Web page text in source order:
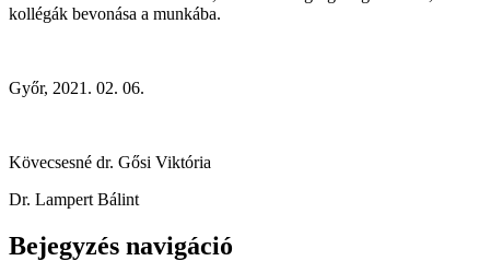
kollégák bevonása a munkába.
Győr, 2021. 02. 06.
Kövecsesné dr. Gősi Viktória
Dr. Lampert Bálint
Bejegyzés navigáció